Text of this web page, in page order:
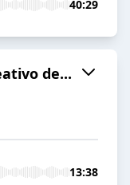
40:29
de...
13:38